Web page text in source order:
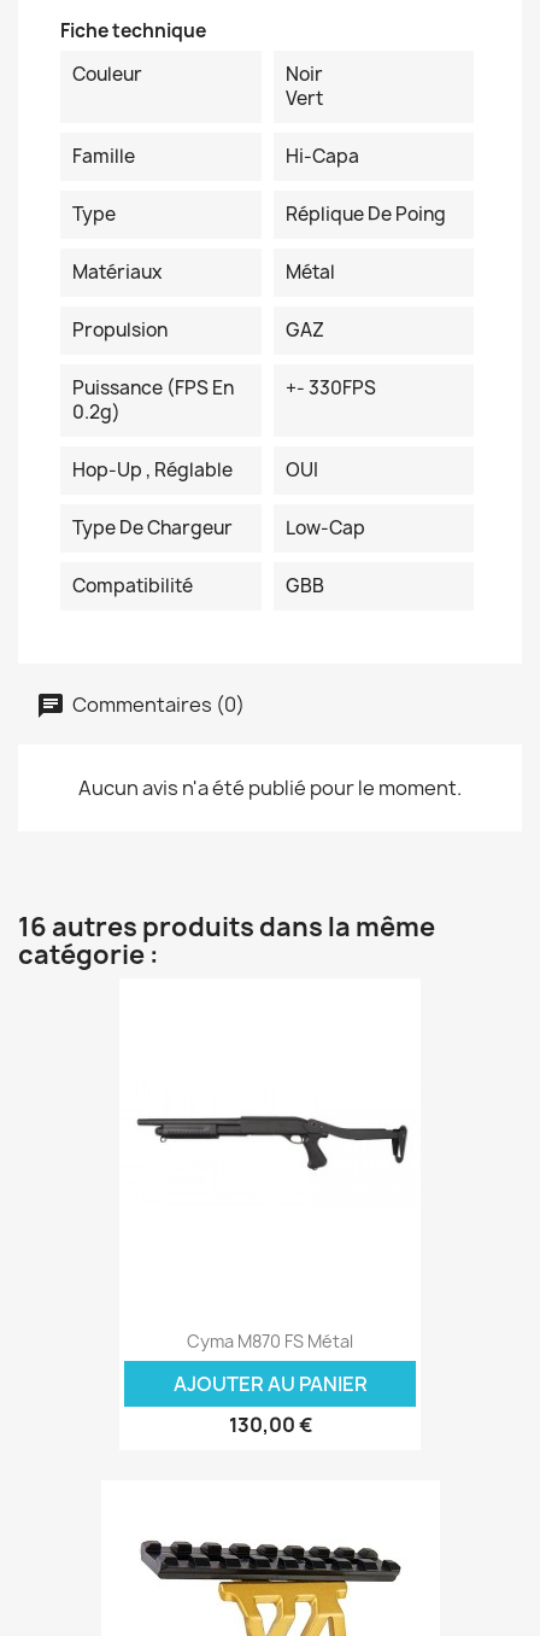
Fiche technique
Couleur
Noir
Vert
Famille Hi-Capa
Type Réplique De Poing
Matériaux Métal
Propulsion GAZ
Puissance (FPS En
0.2g)
+- 330FPS
Hop-Up , Réglable OUI
Type De Chargeur Low-Cap
Compatibilité GBB
Commentaires (0)
Aucun avis n'a été publié pour le moment.
16 autres produits dans la même
catégorie :
Cyma M870 FS Métal
AJOUTER AU PANIER
130,00 €